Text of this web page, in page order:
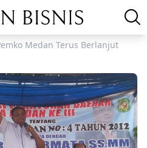
Medan Terus Berlanjut